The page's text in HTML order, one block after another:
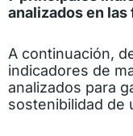
analizados en
A continuación,
indicadores de
analizados para
sostenibilidad de